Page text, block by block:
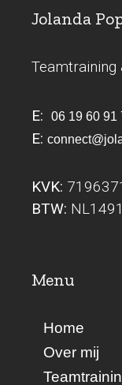
Jolanda
E: 06 19 60 91
E:
KVK:
BTW:
Menu
Home
Over mij